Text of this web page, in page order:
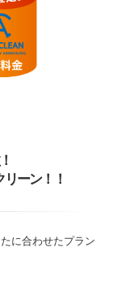
ーン！！
に合わせたプラン